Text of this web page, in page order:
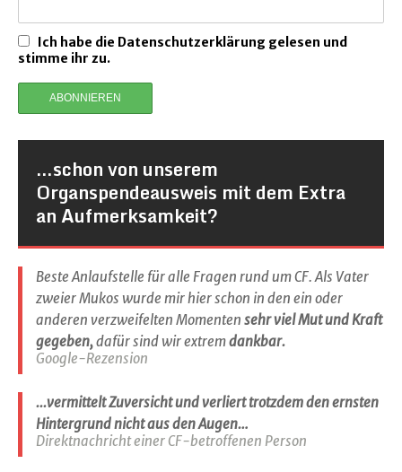
Ich habe die Datenschutzerklärung gelesen und
stimme ihr zu.
…schon von unserem
Organspendeausweis mit dem Extra
an Aufmerksamkeit?
Beste Anlaufstelle für alle Fragen rund um CF. Als Vater
zweier Mukos wurde mir hier schon in den ein oder
anderen verzweifelten Momenten sehr viel Mut und Kraft
gegeben,dafür sind wir extremdankbar.
Google-Rezension
...vermittelt Zuversicht und verliert trotzdem den ernsten
Hintergrund nicht aus den Augen…
Direktnachricht einer CF-betroffenen Person